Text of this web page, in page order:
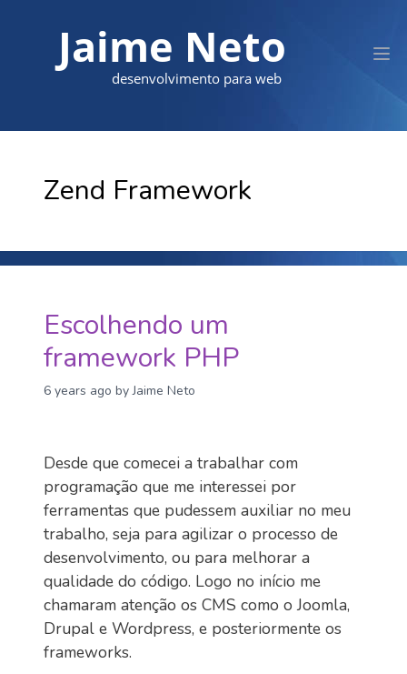
Jaime Neto
desenvolvimento para web
Zend Framework
Escolhendo um
framework PHP
6 years ago by Jaime Neto
Desde que comecei a trabalhar com
programação que me interessei por
ferramentas que pudessem auxiliar no meu
trabalho, seja para agilizar o processo de
desenvolvimento, ou para melhorar a
qualidade do código. Logo no início me
chamaram atenção os CMS como o Joomla,
Drupal e Wordpress, e posteriormente os
frameworks.